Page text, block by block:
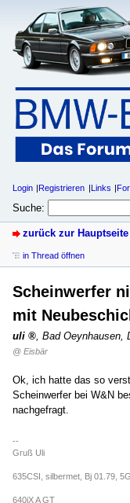
Login Registrieren Links
Suche:
zurück zur Hauptseite
in Thread öffnen
Scheinwerfer
mit
uli Bad Oeynhausen
@ Eisbär
Ok, ich hatte das so
Scheinwerfer bei W&N
nachgefragt.
--
Gruß Uli
635CSI, silbermet, Bj 01.79,
640iX A GT